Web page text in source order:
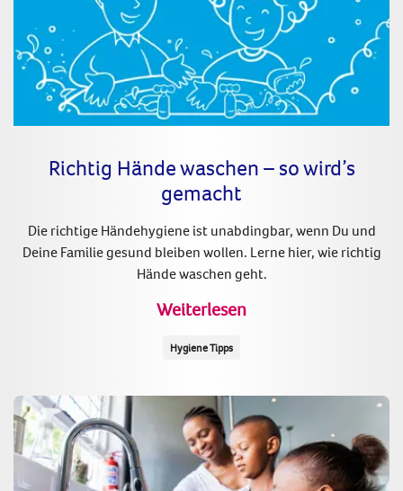
Richtig Hände waschen – so wird’s
gemacht
Die richtige Händehygiene ist unabdingbar, wenn Du und
Deine Familie gesund bleiben wollen. Lerne hier, wie richtig
Hände waschen geht.
Weiterlesen
Hygiene Tipps